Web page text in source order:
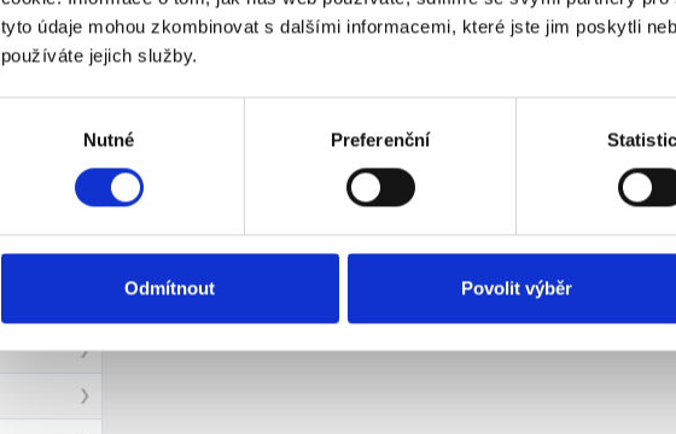
tyto údaje mohou zkombinovat s dalšími informacemi, které jste jim poskytli
používáte jejich služby.
Nutné Preferenční
Odmítnout Povolit výběr
JA-108K Ústředna s LAN
komunikátoru)